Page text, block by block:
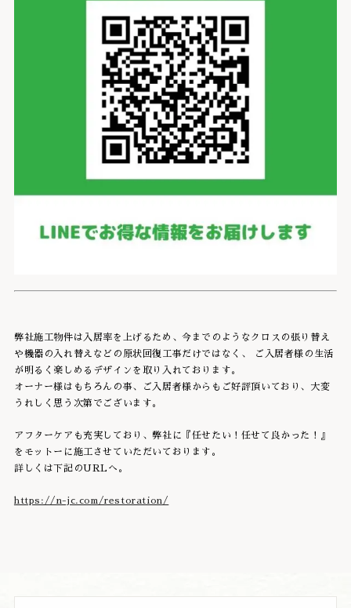
弊社施工物件は入居率を上げるため、今までのようなクロスの張り替え
や機器の入れ替えなどの原状回復工事だけではなく、 ご入居者様の生活
が明るく楽しめるデザインを取り入れております。
オーナー様はもちろんの事、ご入居者様からもご好評頂いており、大変
うれしく思う次第でございます。
アフターケアも充実しており、弊社に『任せたい！任せて良かった！』
をモットーに施工させていただいております。
詳しくは下記のURLへ。
https://n-jc.com/restoration/